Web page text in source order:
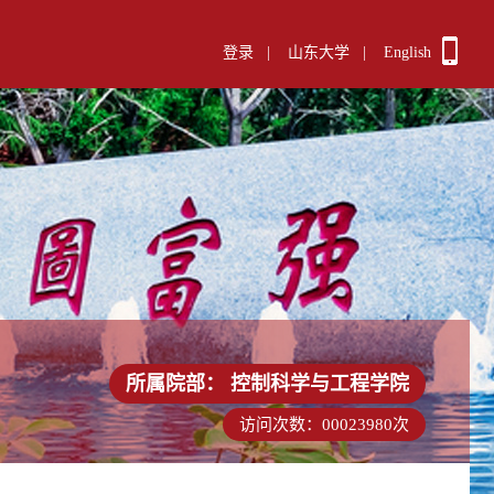
登录 山东大学 English
所属院部： 控制科学与工程学院
访问次数： 00023980次